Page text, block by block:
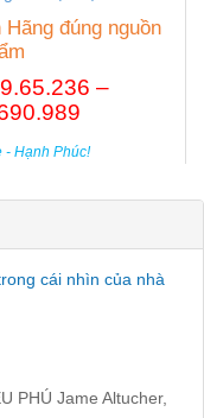
đúng nguồn
–
- Hạnh Phúc!
cái nhìn của nhà
PHÚ Jame Altucher,